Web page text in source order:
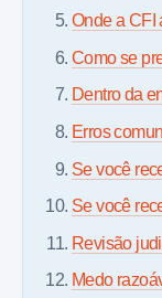
Onde a CFI
Como se
Dentro da
Erros
Se você
Se você
Revisão
Medo